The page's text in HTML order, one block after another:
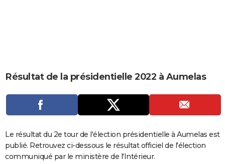
CARTE DE VOEUX
DICTIONNAIRE
Dictionnaire
Biographies
Expressions
Proverbes
PROGRAMME TV
COPAINS D'AVANT
Se connecter
Collèges
Universités
Entreprises
Service militaire
Avis de recherche
AVIS DE DÉCÈS
Résultat de la présidentielle 2022 à Aumelas
Le résultat du 2e tour de l'élection présidentielle à Aumelas est
publié. Retrouvez ci-dessous le résultat officiel de l'élection
communiqué par le ministère de l'Intérieur.